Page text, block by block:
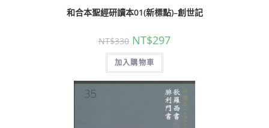
和合本聖經研讀本01(新標點)–創世記
NT$330 NT$297
加入購物車